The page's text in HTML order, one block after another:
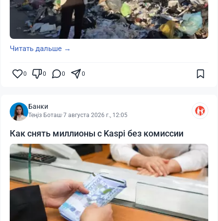
Читать дальше →
0 0 0 0
Банки
Теңіз Боташ·7 августа 2026 г., 12:05
Как снять миллионы с Kaspi без комиссии